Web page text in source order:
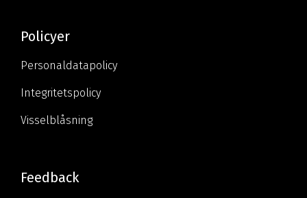
Policyer
Personaldatapolicy
Integritetspolicy
Visselblåsning
Feedback